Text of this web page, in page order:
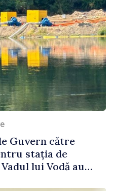
Guvern către
stația de
lui Vodă au